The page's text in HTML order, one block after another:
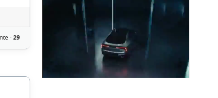
-29